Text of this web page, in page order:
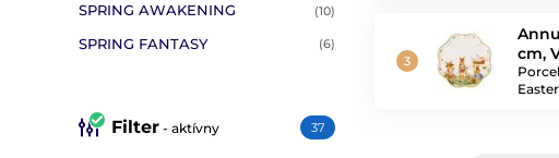
cm,
SPRING AWAKENING (10)
SPRING FANTASY (6)
Filter - aktívny 37